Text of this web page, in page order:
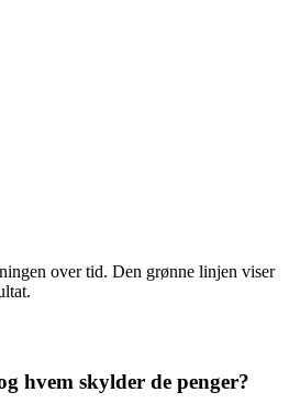
over tid. Den grønne linjen viser
hvem skylder de penger?